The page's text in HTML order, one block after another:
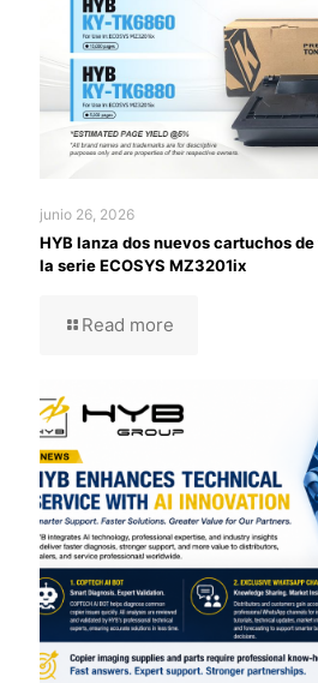
junio 26, 2026
HYB lanza dos nuevos cartuchos
la serie ECOSYS MZ3201ix
Read more